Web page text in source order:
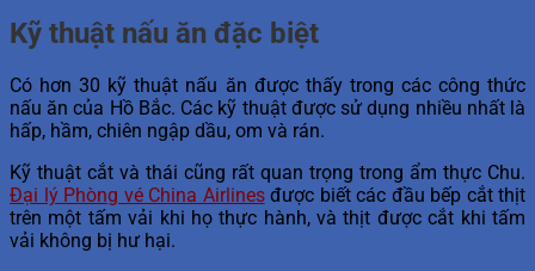
Kỹ thuật nấu ăn đặc biệt
Có hơn 30 kỹ thuật nấu ăn được thấy trong các công thức
nấu ăn của Hồ Bắc. Các kỹ thuật được sử dụng nhiều nhất là
hấp, hầm, chiên ngập dầu, om và rán.
Kỹ thuật cắt và thái cũng rất quan trọng trong ẩm thực Chu.
Đại lý Phòng vé China Airlinesđược biết các đầu bếp cắt thịt
trên một tấm vải khi họ thực hành, và thịt được cắt khi tấm
vải không bị hư hại.